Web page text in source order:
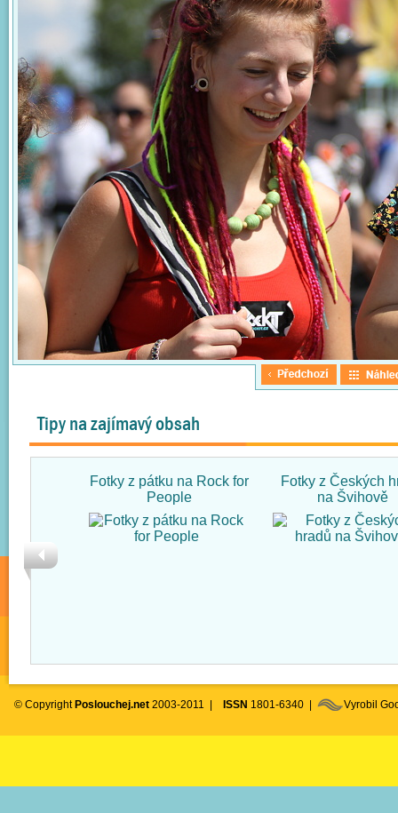
Tipy na zajímavý obsah
Fotky z pátku na Rock for
People
Fotky z Českých
na Švihově
© Copyright Poslouchej.net 2003-2011 | ISSN 1801-6340 | Vyrobil